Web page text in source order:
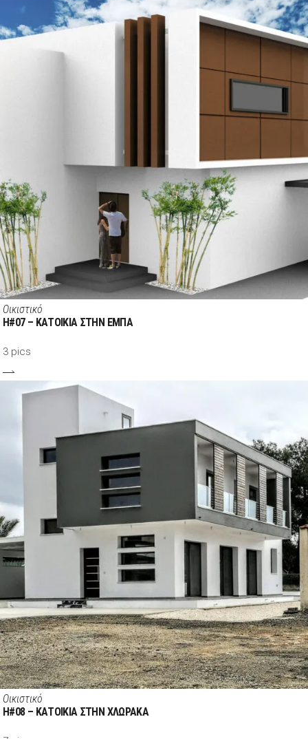
Οικιστικό
H#07 – ΚΑΤΟΙΚΙΑ ΣΤΗΝ ΕΜΠΑ
3 pics
Οικιστικό
H#08 – ΚΑΤΟΙΚΙΑ ΣΤΗΝ ΧΛΩΡΑΚΑ